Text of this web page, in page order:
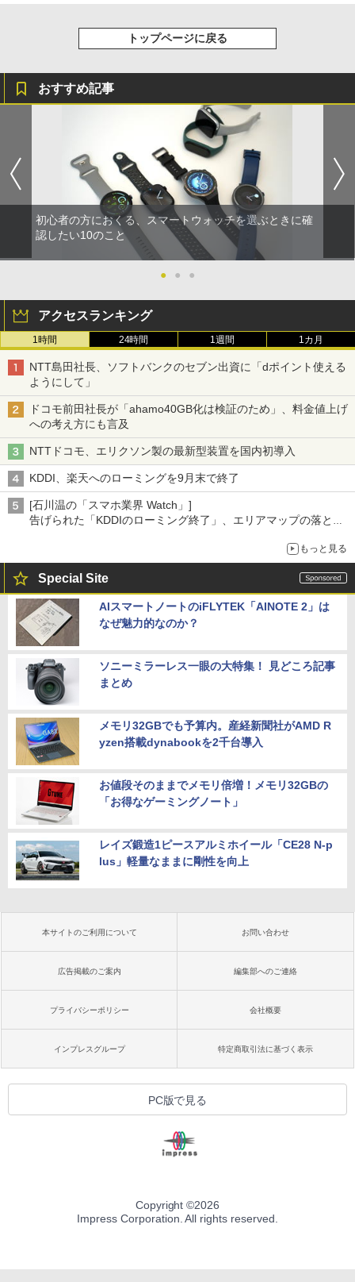
トップページに戻る
おすすめ記事
初心者の方におくる、スマートウォッチを選ぶときに確
認したい10のこと
● ● ●
アクセスランキング
1時間 24時間 1週間 1カ月
NTT島田社長、ソフトバンクのセブン出資に「dポイント使える
ようにして」
ドコモ前田社長が「ahamo40GB化は検証のため」、料金値上げ
への考え方にも言及
NTTドコモ、エリクソン製の最新型装置を国内初導入
KDDI、楽天へのローミングを9月末で終了
[石川温の「スマホ業界 Watch」]
告げられた「KDDIのローミング終了」、エリアマップの落とし
もっと見る
Special Site
AIスマートノートのiFLYTEK「AINOTE 2」は
なぜ魅力的なのか？
ソニーミラーレス一眼の大特集！ 見どころ記事
まとめ
メモリ32GBでも予算内。産経新聞社がAMD R
yzen搭載dynabookを2千台導入
お値段そのままでメモリ倍増！メモリ32GBの
「お得なゲーミングノート」
レイズ鍛造1ピースアルミホイール「CE28 N-p
lus」軽量なままに剛性を向上
本サイトのご利用について お問い合わせ
広告掲載のご案内 編集部へのご連絡
プライバシーポリシー 会社概要
インプレスグループ 特定商取引法に基づく表示
PC版で見る
Copyright ©2026
Impress Corporation. All rights reserved.